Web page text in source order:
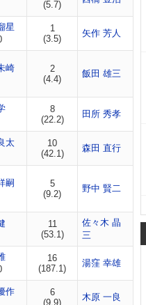
(5.7)
星
1
(3.5)
矢作 芳人
崎
2
(4.4)
飯田 雄三
8
(22.2)
田所 秀孝
太
10
(42.1)
森田 直行
嗣
5
(9.2)
野中 賢二
11
(53.1)
佐々木 晶
三
16
(187.1)
湯窪 幸雄
作
6
(9.9)
木原 一良